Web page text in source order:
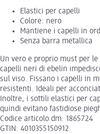
Elastici per capelli
Colore: nero
Mantiene i capelli in
Senza barra metallica
Un vero e proprio must per
capelli neri di ebelin
sul viso. Fissano i capelli in
resistenti. Ideali per
Inoltre, i sottili elastici per
quindi evitano fastidiose
Codice articolo dm: 1865724
GTIN: 4010355150912